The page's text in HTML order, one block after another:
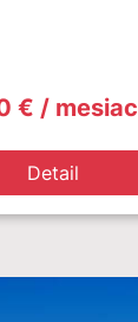
€ / mesiac
Detail